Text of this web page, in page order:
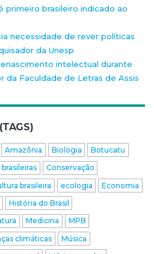
primeiro brasileiro indicado ao
necessidade de rever políticas
da Unesp
intelectual durante
da Faculdade de Letras de Assis
Amazônia Biologia
Botucatu
Conservação
brasileira ecologia
Economia
História do Brasil
Medicina
MPB
climáticas
Música